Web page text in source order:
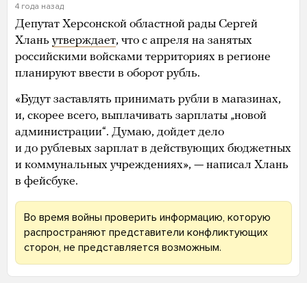
4 года назад
Депутат Херсонской областной рады Сергей
Хлань утверждает, что с апреля на занятых
российскими войсками территориях в регионе
планируют ввести в оборот рубль.
«Будут заставлять принимать рубли в магазинах,
и, скорее всего, выплачивать зарплаты „новой
администрации“. Думаю, дойдет дело
и до рублевых зарплат в действующих бюджетных
и коммунальных учреждениях», — написал Хлань
в фейсбуке.
Во время войны проверить информацию, которую
распространяют представители конфликтующих
сторон, не представляется возможным.